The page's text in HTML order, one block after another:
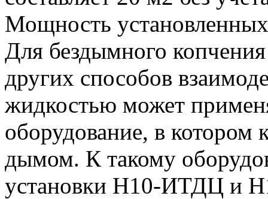
Мощность
Для бездымного
других способов
жидкостью может
оборудование, в котором
дымом. К такому
установки Н10-ИТДЦ и